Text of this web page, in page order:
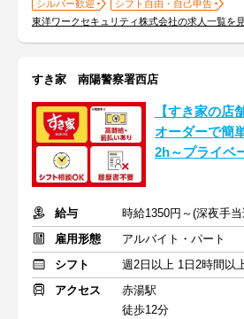
シルバー歓迎
シフト自由・自己申告
東洋ワークセキュリティ株式会社の求人一覧を
すき家 南陽警察署西店
【すき家の店
オーダーで簡
2h～プライベ
給与
時給1350円～(深夜手
雇用形態
アルバイト・パート
シフト
週2日以上 1日2時間以
アクセス
赤湯駅
徒歩12分